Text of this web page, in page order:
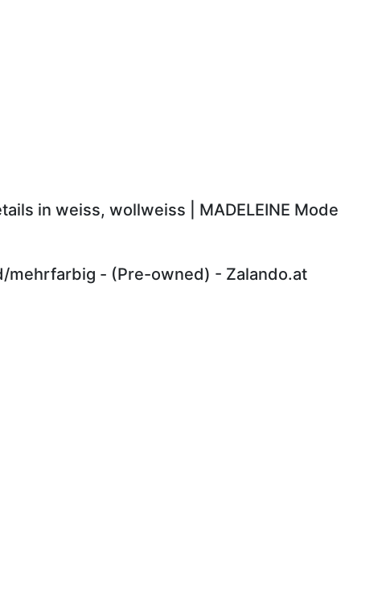
in weiss, wollweiss | MADELEINE Mode
mehrfarbig - (Pre-owned) - Zalando.at